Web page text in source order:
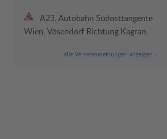
A23, Autobahn Südosttangente
Wien, Vösendorf Richtung Kagran
alle Verkehrsmeldungen anzeigen »